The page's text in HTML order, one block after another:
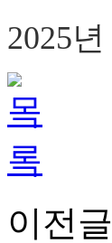
2025년
이전글